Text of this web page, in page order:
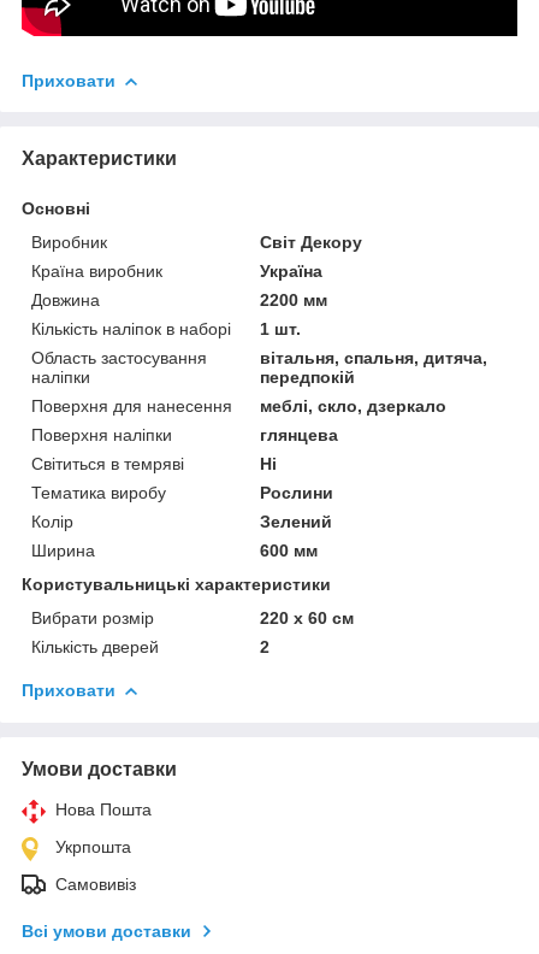
Приховати
Характеристики
Основні
Виробник
Світ Декору
Країна виробник
Україна
Довжина
2200 мм
Кількість наліпок в наборі
1 шт.
Область застосування
наліпки
вітальня, спальня, дитяча,
передпокій
Поверхня для нанесення
меблі, скло, дзеркало
Поверхня наліпки
глянцева
Світиться в темряві
Ні
Тематика виробу
Рослини
Колір
Зелений
Ширина
600 мм
Користувальницькі характеристики
Вибрати розмір
220 х 60 см
Кількість дверей
2
Приховати
Умови доставки
Нова Пошта
Укрпошта
Самовивіз
Всі умови доставки